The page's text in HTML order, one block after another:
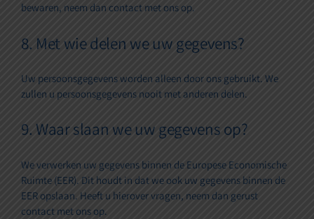
bewaren, neem dan contact met ons op.
8. Met wie delen we uw gegevens?
Uw persoonsgegevens worden alleen door ons gebruikt. We
zullen u persoonsgegevens nooit met anderen delen.
9. Waar slaan we uw gegevens op?
We verwerken uw gegevens binnen de Europese Economische
Ruimte (EER). Dit houdt in dat we ook uw gegevens binnen de
EER opslaan. Heeft u hierover vragen, neem dan gerust
contact met ons op.